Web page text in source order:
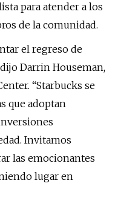
para atender a los
de la comunidad.
el regreso de
Darrin Houseman,
“Starbucks se
que adoptan
Invitamos
las emocionantes
lugar en